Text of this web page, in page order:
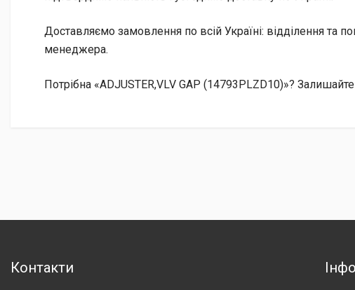
Доставляємо замовлення по всій Україні: відділення та
менеджера.
Потрібна «ADJUSTER,VLV GAP (14793PLZD10)»?
Контакти